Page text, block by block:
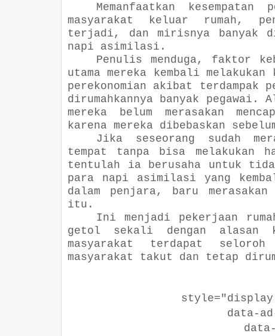
Memanfaatkan
masyarakat keluar rumah,
terjadi, dan mirisnya banyak
napi asimilasi.
Penulis menduga, faktor
utama mereka kembali
perekonomian akibat terdampak
dirumahkannya banyak
mereka belum merasakan
karena mereka dibebaskan
Jika seseorang sudah
tempat tanpa bisa melakukan
tentulah ia berusaha untuk
para napi asimilasi yang
dalam penjara, baru
itu.
Ini menjadi pekerjaan rumah
getol sekali dengan alasan
masyarakat terdapat
masyarakat takut dan tetap
data-ad-
data-